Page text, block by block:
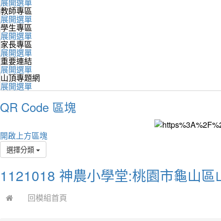
教師專區
展開選單
學生專區
展開選單
家長專區
展開選單
重要連結
展開選單
山頂專題網
展開選單
QR Code 區塊
開啟上方區塊
選擇分類
1121018 神農小學堂:桃園市龜山
回模組首頁